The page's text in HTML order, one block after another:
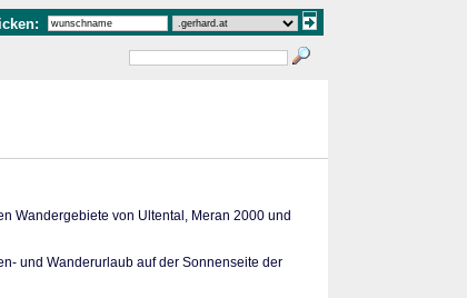
Wandergebiete von Ultental, Meran 2000 und
und Wanderurlaub auf der Sonnenseite der